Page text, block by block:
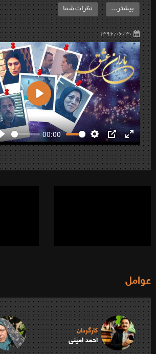
۱۳۹۶/۰۶/۳۰
بیشتر... نظرات شما
Forward
10s
00:00
Settings
PIP Enter
Play
عوامل
کارگردان
احمد امینی